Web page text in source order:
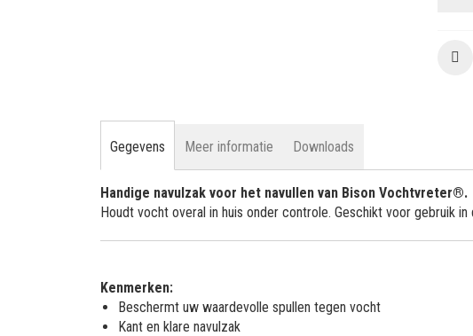
Gegevens
Handige navulzak voor het navullen van Bison Vochtvreter®.
Houdt vocht overal in huis onder controle. Geschikt voor gebruik
Kenmerken:
Beschermt uw waardevolle spullen tegen vocht
Kant en klare navulzak
Meer informatie Downloads